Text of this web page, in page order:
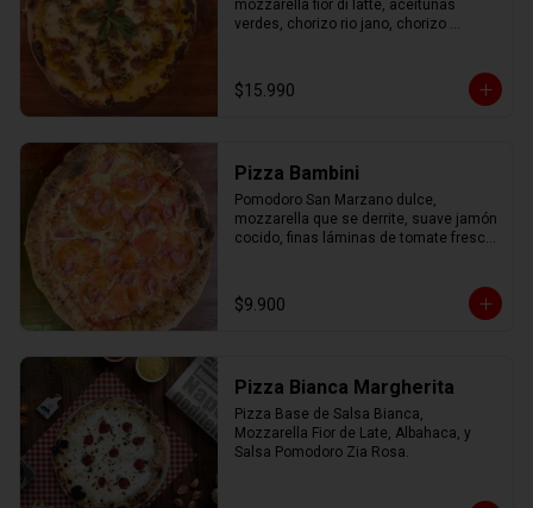
mozzarella fior di latte, aceitunas
verdes, chorizo rio jano, chorizo
$15.990
Pizza Bambini
Pomodoro San Marzano dulce,
mozzarella que se derrite, suave jamón
cocido, finas láminas de tomate fresco
$9.900
Pizza Bianca Margherita
Pizza Base de Salsa Bianca,
Mozzarella Fior de Late, Albahaca, y
Salsa Pomodoro Zia Rosa.